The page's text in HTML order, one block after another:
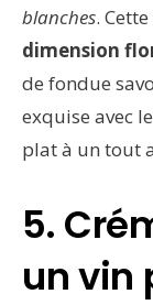
blanches.
dimension
de fondue
exquise avec
plat à un tout
5.
un vin